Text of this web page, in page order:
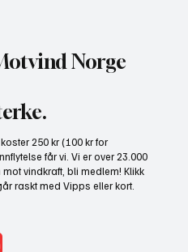
Norge
250 kr (100 kr for
får vi. Vi er over 23.000
vindkraft, bli medlem! Klikk
raskt med Vipps eller kort.